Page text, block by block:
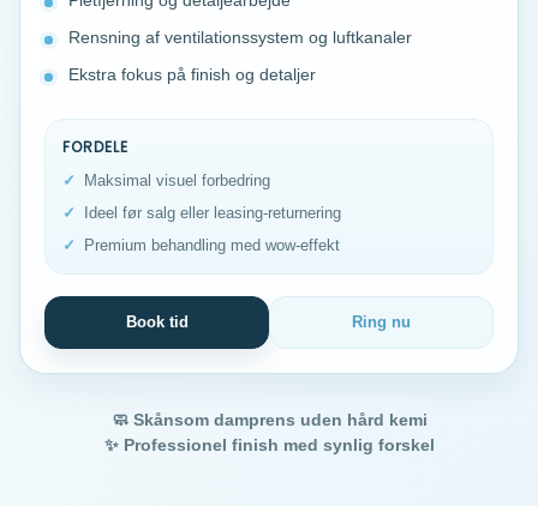
Rensning af ventilationssystem og luftkanaler
Ekstra fokus på finish og detaljer
FORDELE
Maksimal visuel forbedring
Ideel før salg eller leasing-returnering
Premium behandling med wow-effekt
Book tid Ring nu
🧼 Skånsom damprens uden hård kemi
✨ Professionel finish med synlig forskel